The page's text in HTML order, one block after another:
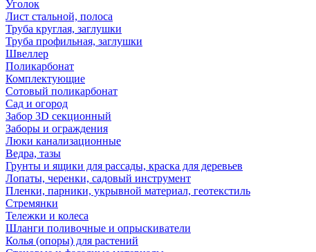
Уголок
Лист стальной, полоса
Труба круглая, заглушки
Труба профильная, заглушки
Швеллер
Поликарбонат
Комплектующие
Сотовый поликарбонат
Сад и огород
Забор 3D секционный
Заборы и ограждения
Люки канализационные
Ведра, тазы
Грунты и ящики для рассады, краска для деревьев
Лопаты, черенки, садовый инструмент
Пленки, парники, укрывной материал, геотекстиль
Стремянки
Тележки и колеса
Шланги поливочные и опрыскиватели
Колья (опоры) для растений